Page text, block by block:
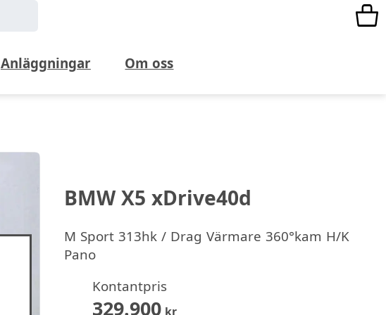
Anläggningar Om oss
BMW X5 xDrive40d
M Sport 313hk / Drag Värmare 360°kam H/K
Pano
Kontantpris
329.900kr